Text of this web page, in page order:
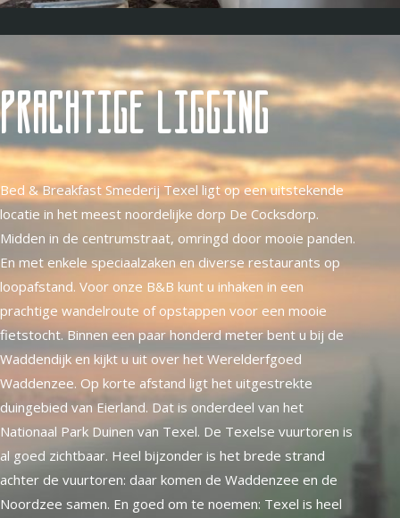
Prachtige ligging
Bed & Breakfast Smederij Texel ligt op een uitstekende
locatie in het meest noordelijke dorp De Cocksdorp.
Midden in de centrumstraat, omringd door mooie panden.
En met enkele speciaalzaken en diverse restaurants op
loopafstand. Voor onze B&B kunt u inhaken in een
prachtige wandelroute of opstappen voor een mooie
fietstocht. Binnen een paar honderd meter bent u bij de
Waddendijk en kijkt u uit over het Werelderfgoed
Waddenzee. Op korte afstand ligt het uitgestrekte
duingebied van Eierland. Dat is onderdeel van het
Nationaal Park Duinen van Texel. De Texelse vuurtoren is
al goed zichtbaar. Heel bijzonder is het brede strand
achter de vuurtoren: daar komen de Waddenzee en de
Noordzee samen. En goed om te noemen: Texel is heel